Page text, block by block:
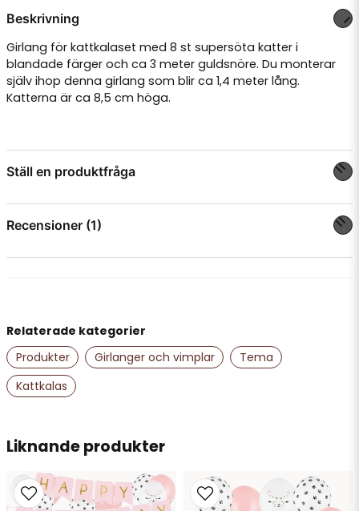
Beskrivning
Girlang för kattkalaset med 8 st supersöta katter i
blandade färger och ca 3 meter guldsnöre. Du monterar
själv ihop denna girlang som blir ca 1,4 meter lång.
Katterna är ca 8,5 cm höga.
Ställ en produktfråga
Fråga oss något om denna produkten...
email
Mejladress
Ja, ni får publicera min fråga
Recensioner (1)
Liknande produkter
Relaterade kategorier
Produkter
Girlanger och vimplar
Tema
Kattkalas